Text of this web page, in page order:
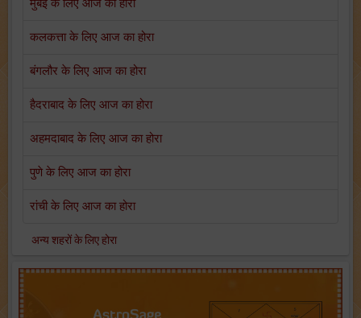
मुंबई के लिए आज का होरा
कलकत्ता के लिए आज का होरा
बंगलौर के लिए आज का होरा
हैदराबाद के लिए आज का होरा
अहमदाबाद के लिए आज का होरा
पुणे के लिए आज का होरा
रांची के लिए आज का होरा
अन्य शहरों के लिए होरा